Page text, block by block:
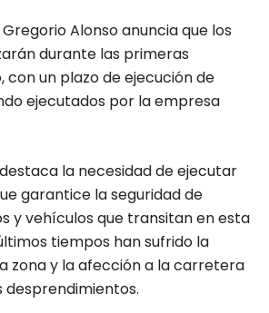
Alonso anuncia que los
durante las primeras
con un plazo de ejecución de
ejecutados por la empresa
la necesidad de ejecutar
garantice la seguridad de
y vehículos que transitan en esta
tiempos han sufrido la
zona y la afección a la carretera
desprendimientos.